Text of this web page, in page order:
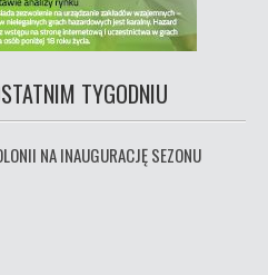
TYGODNIU
NA INAUGURACJĘ SEZONU